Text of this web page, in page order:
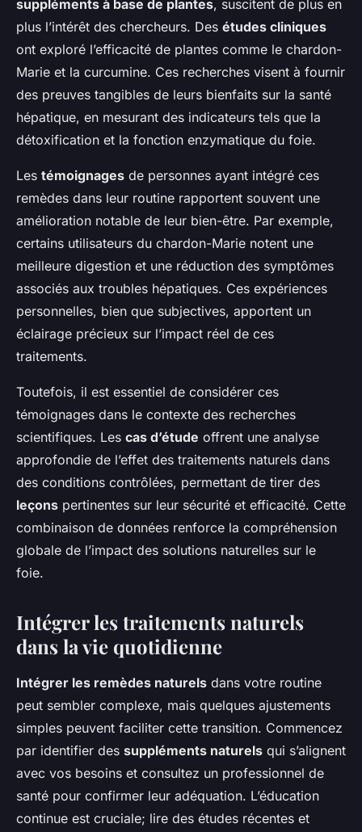
suppléments à base de plantes, suscitent de plus en
plus l’intérêt des chercheurs. Des études cliniques
ont exploré l’efficacité de plantes comme le chardon-
Marie et la curcumine. Ces recherches visent à fournir
des preuves tangibles de leurs bienfaits sur la santé
hépatique, en mesurant des indicateurs tels que la
détoxification et la fonction enzymatique du foie.
Les témoignages de personnes ayant intégré ces
remèdes dans leur routine rapportent souvent une
amélioration notable de leur bien-être. Par exemple,
certains utilisateurs du chardon-Marie notent une
meilleure digestion et une réduction des symptômes
associés aux troubles hépatiques. Ces expériences
personnelles, bien que subjectives, apportent un
éclairage précieux sur l’impact réel de ces
traitements.
Toutefois, il est essentiel de considérer ces
témoignages dans le contexte des recherches
scientifiques. Les cas d’étude offrent une analyse
approfondie de l’effet des traitements naturels dans
des conditions contrôlées, permettant de tirer des
leçons pertinentes sur leur sécurité et efficacité. Cette
combinaison de données renforce la compréhension
globale de l’impact des solutions naturelles sur le
foie.
Intégrer les traitements naturels
dans la vie quotidienne
Intégrer les remèdes naturels dans votre routine
peut sembler complexe, mais quelques ajustements
simples peuvent faciliter cette transition. Commencez
par identifier des suppléments naturels qui s’alignent
avec vos besoins et consultez un professionnel de
santé pour confirmer leur adéquation. L’éducation
continue est cruciale; lire des études récentes et